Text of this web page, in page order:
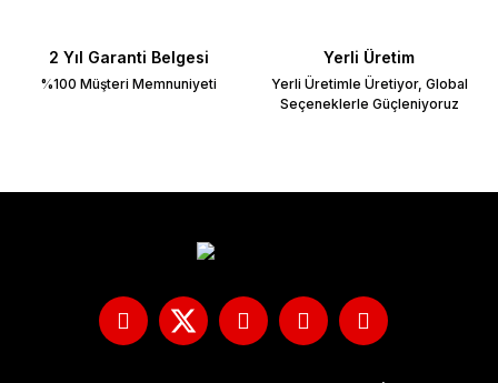
2 Yıl Garanti Belgesi
%100 Müşteri Memnuniyeti
Yerli Üretim
Yerli Üretimle Üretiyor, Global
Seçeneklerle Güçleniyoruz